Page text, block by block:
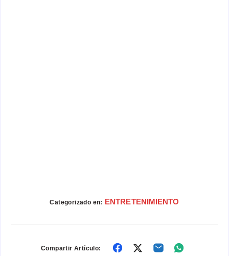
Categorizado en: ENTRETENIMIENTO
Compartir Artículo:
CompartirCompartirCompartir